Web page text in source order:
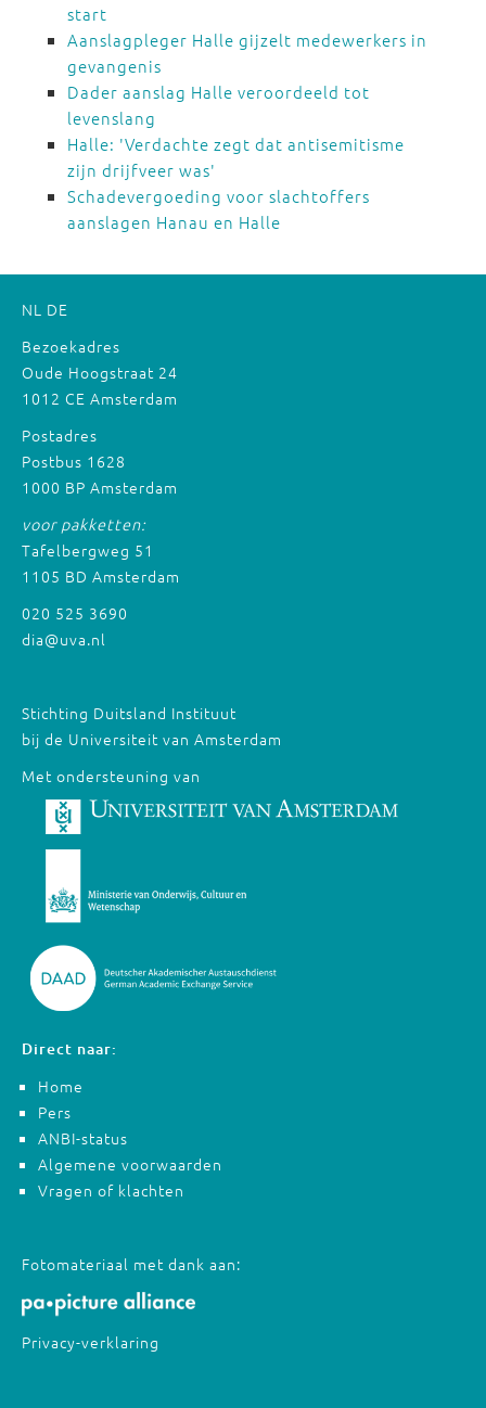
start
Aanslagpleger Halle gijzelt medewerkers in
gevangenis
Dader aanslag Halle veroordeeld tot
levenslang
Halle: 'Verdachte zegt dat antisemitisme
zijn drijfveer was'
Schadevergoeding voor slachtoffers
aanslagen Hanau en Halle
NL DE
Bezoekadres
Oude Hoogstraat 24
1012 CE Amsterdam
Postadres
Postbus 1628
1000 BP Amsterdam
voor pakketten:
Tafelbergweg 51
1105 BD Amsterdam
020 525 3690
dia@uva.nl
Stichting Duitsland Instituut
bij de Universiteit van Amsterdam
Met ondersteuning van
Direct naar:
Home
Pers
ANBI-status
Algemene voorwaarden
Vragen of klachten
Fotomateriaal met dank aan:
Privacy-verklaring